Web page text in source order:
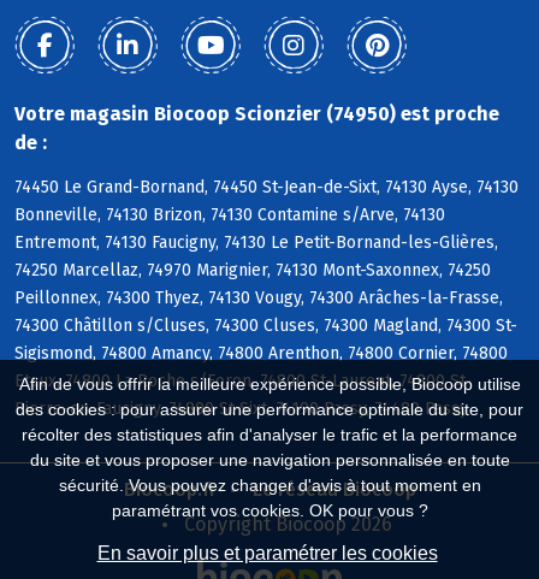
Afin de vous offrir la meilleure expérience possible, Biocoop utilise
des cookies : pour assurer une performance optimale du site, pour
récolter des statistiques afin d'analyser le trafic et la performance
du site et vous proposer une navigation personnalisée en toute
sécurité. Vous pouvez changer d'avis à tout moment en
paramétrant vos cookies. OK pour vous ?
En savoir plus et paramétrer les cookies
Votre magasin Biocoop Scionzier (74950) est proche
de :
74450 Le Grand-Bornand, 74450 St-Jean-de-Sixt, 74130 Ayse, 74130
Bonneville, 74130 Brizon, 74130 Contamine s/Arve, 74130
Entremont, 74130 Faucigny, 74130 Le Petit-Bornand-les-Glières,
74250 Marcellaz, 74970 Marignier, 74130 Mont-Saxonnex, 74250
Peillonnex, 74300 Thyez, 74130 Vougy, 74300 Arâches-la-Frasse,
74300 Châtillon s/Cluses, 74300 Cluses, 74300 Magland, 74300 St-
Sigismond, 74800 Amancy, 74800 Arenthon, 74800 Cornier, 74800
Etaux, 74800 La Roche s/Foron, 74800 St-Laurent, 74800 St-
Pierre-en-Faucigny, 74800 St-Sixt, 74190 Passy, 74480 Passy
Biocoop.fr
Le réseau Biocoop
Copyright Biocoop 2026